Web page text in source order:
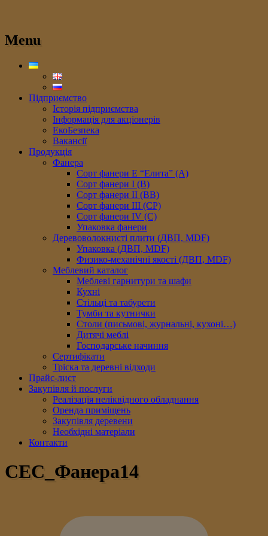
Menu
Підприємство
Історія підприємства
Інформація для акціонерів
ЕкоБезпека
Вакансії
Продукція
Фанера
Сорт фанери E “Елита” (A)
Сорт фанери I (В)
Сорт фанери II (ВB)
Сорт фанери III (CP)
Сорт фанери IV (C)
Упаковка фанери
Деревоволокнисті плити (ДВП, MDF)
Упаковка (ДВП, MDF)
Физико-механічні якості (ДВП, MDF)
Меблевий каталог
Меблеві гарнитури та шафи
Кухні
Стільці та табурети
Тумби та кутнички
Столи (письмові, журнальні, кухоні…)
Дитячі меблі
Господарське начиння
Сертифікати
Тріска та деревні відходи
Прайс-лист
Закупівля й послуги
Реалізація неліквідного обладнання
Оренда приміщень
Закупівля деревени
Необхідні матеріали
Контакти
СЕС_Фанера14